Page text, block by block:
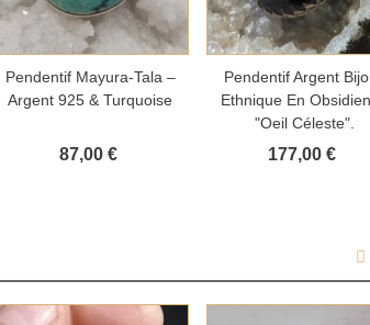
Ajouter au panier
Pendentif Mayura-Tala –
Argent 925 & Turquoise
87,00 €
Ajouter au
Pendentif Argent
Ethnique En
"oeil Céleste".
177,00 €